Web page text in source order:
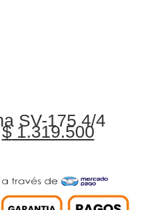
SV-175 4/4
$1.319.500